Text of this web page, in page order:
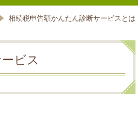
相続税申告額かんたん診断サービスとは
ビス